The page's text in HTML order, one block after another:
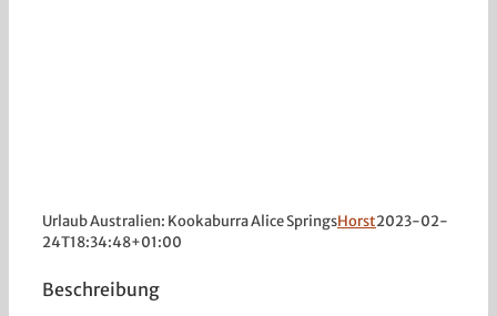
Urlaub Australien: Kookaburra Alice SpringsHorst2023-02-
24T18:34:48+01:00
Beschreibung